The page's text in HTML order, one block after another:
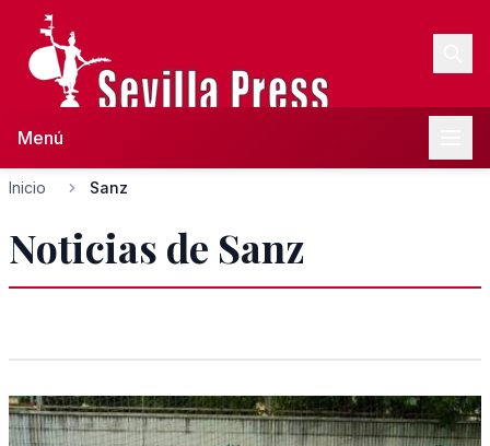
Menú
Inicio Sanz
Noticias de Sanz